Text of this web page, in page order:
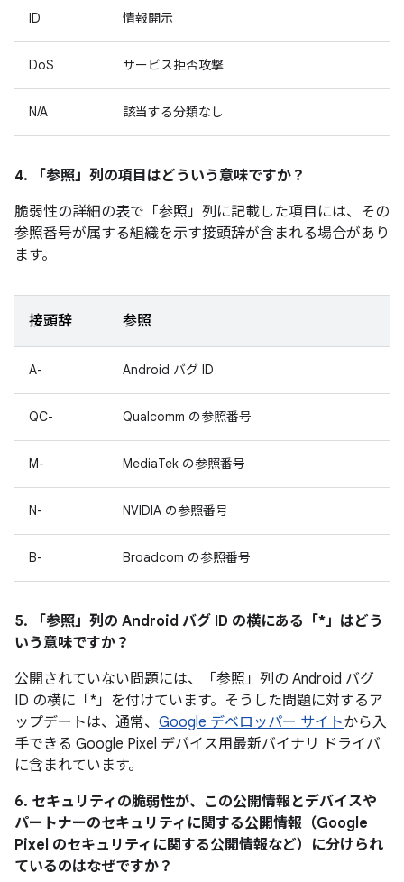
ID 情報開示
DoS サービス拒否攻撃
N/A 該当する分類なし
4. 「参照」 列の項目はどういう意味ですか？
脆弱性の詳細の表で「参照」 列に記載した項目には、その
参照番号が属する組織を示す接頭辞が含まれる場合があり
ます。
接頭辞 参照
A- Android バグ ID
QC- Qualcomm の参照番号
M- MediaTek の参照番号
N- NVIDIA の参照番号
B- Broadcom の参照番号
5. 「参照」 列の Android バグ ID の横にある「*」はどう
いう意味ですか？
公開されていない問題には、「参照」列の Android バグ
ID の横に「*」を付けています。そうした問題に対するア
ップデートは、通常、 Google デベロッパー サイトから入
手できる Google Pixel デバイス用最新バイナリ ドライバ
に含まれています。
6. セキュリティの脆弱性が、この公開情報とデバイスや
パートナーのセキュリティに関する公開情報（Google
Pixel のセキュリティに関する公開情報など）に分けられ
ているのはなぜですか？